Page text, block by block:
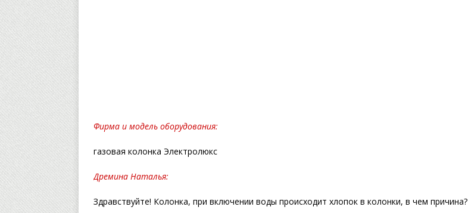
Фирма и модель оборудования:
газовая колонка Электролюкс
Дремина Наталья:
Здравствуйте! Колонка, при включении воды происходит хлопок в колонки, в чем причина?